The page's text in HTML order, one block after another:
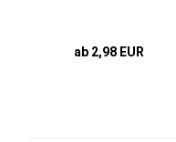
ab 2,98 EUR